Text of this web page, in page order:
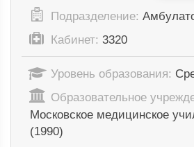
Подразделение:
Кабинет: 3320
Уровень образования:
Образовательное
Московское медицинское
(1990)